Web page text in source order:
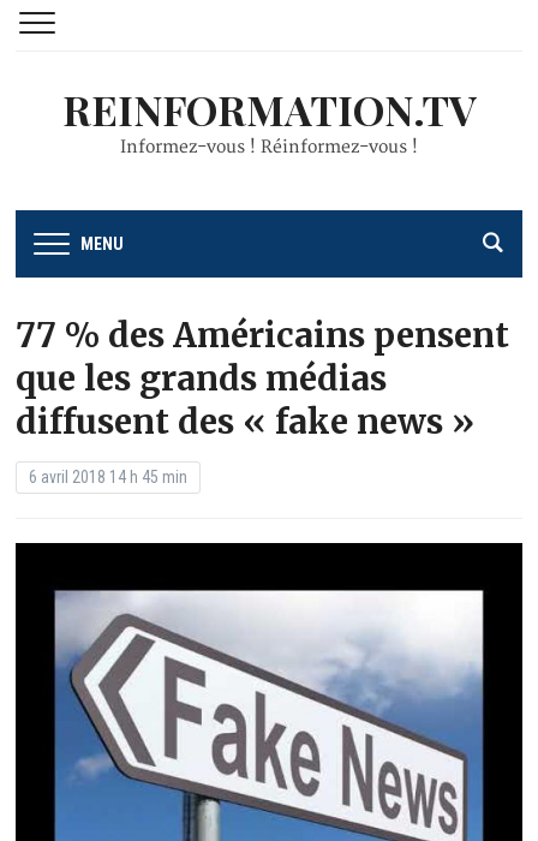
REINFORMATION.TV
Informez-vous ! Réinformez-vous !
MENU
77 % des Américains pensent
que les grands médias
diffusent des « fake news »
6 avril 2018 14 h 45 min